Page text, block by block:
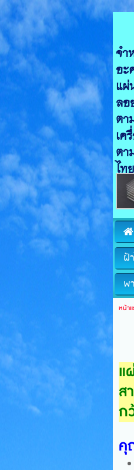
จ
อ
ต
ไท
ฝ้
พ
หน้า
แ
ส
ก
คุ